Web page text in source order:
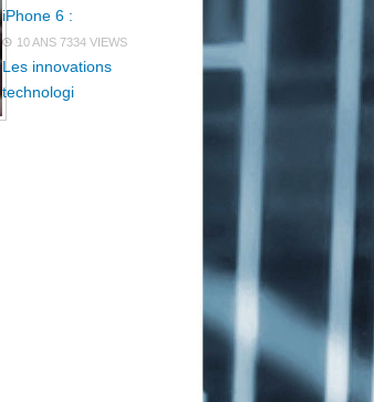
iPhone 6 :
10 ANS 7334 VIEWS
Les innovations
technologi